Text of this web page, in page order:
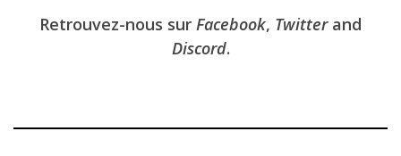
Retrouvez-nous sur Facebook, Twitterand
Discord.